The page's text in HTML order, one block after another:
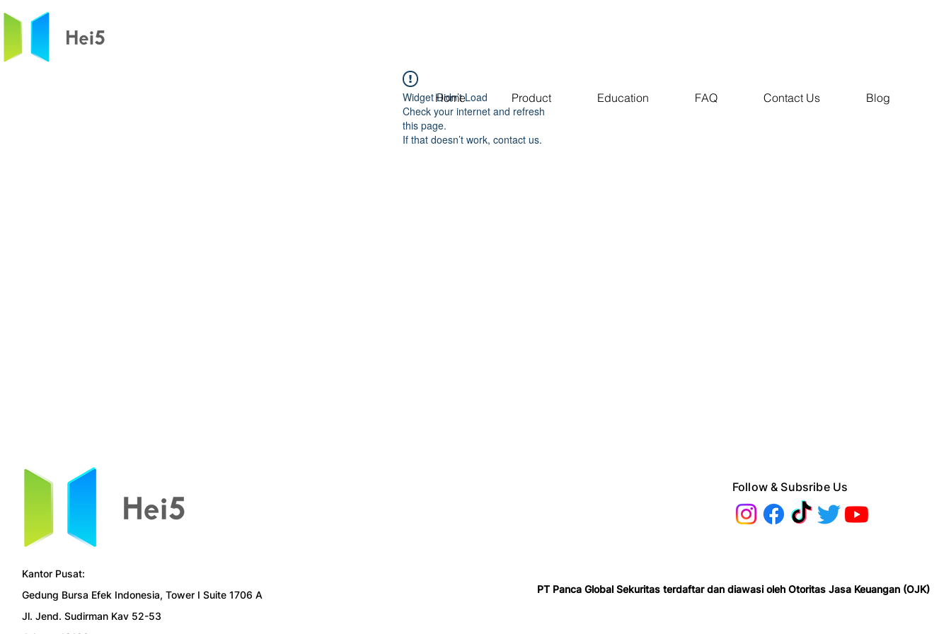
Widget Didn’t Load
Check your internet and refresh
this page.
If that doesn’t work, contact us.
Home Product Education FAQ Contact Us Blog
Follow & Subsribe Us
Kantor Pusat:
Gedung Bursa Efek Indonesia, Tower I Suite 1706 A
Jl. Jend. Sudirman Kav 52-53
PT Panca Global Sekuritas terdaftar dan diawasi oleh Otoritas Jasa Keuangan (OJK)